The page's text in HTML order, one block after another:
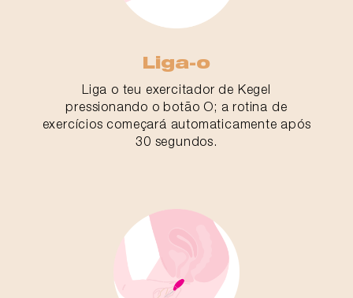
Liga-o
Liga o teu exercitador de Kegel
pressionando o botão O; a rotina de
exercícios começará automaticamente após
30 segundos.